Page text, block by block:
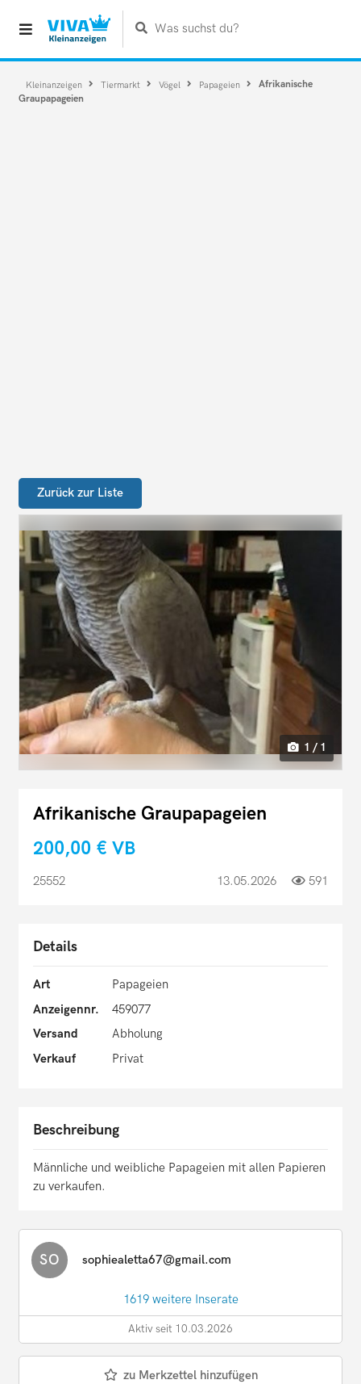
Was suchst du?
Kleinanzeigen Tiermarkt Vögel Papageien
Afrikanische
Graupapageien
Zurück zur Liste
1 / 1
Afrikanische Graupapageien
200,00 € VB
25552 13.05.2026 591
Details
Art
Papageien
Anzeigennr.
459077
Versand
Abholung
Verkauf
Privat
Beschreibung
Männliche und weibliche Papageien mit allen Papieren
zu verkaufen.
SO sophiealetta67@gmail.com
1619 weitere Inserate
Aktiv seit 10.03.2026
zu Merkzettel hinzufügen